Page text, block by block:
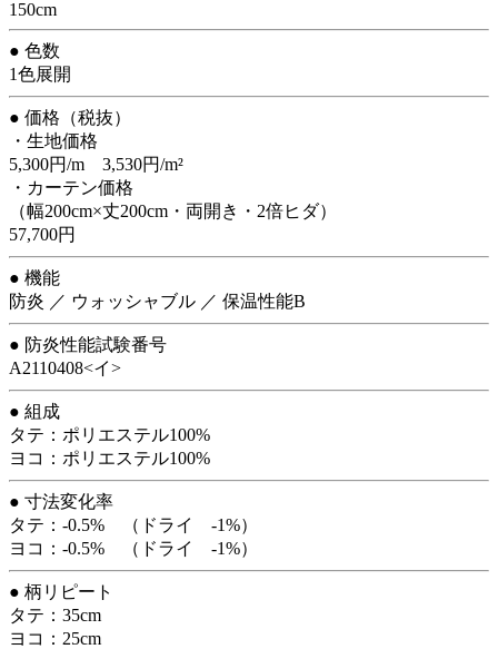
150cm
● 色数
1色展開
● 価格（税抜）
・生地価格
5,300円/m 3,530円/m²
・カーテン価格
（幅200cm×丈200cm・両開き・2倍ヒダ）
57,700円
● 機能
防炎 ／ ウォッシャブル ／ 保温性能B
● 防炎性能試験番号
A2110408<イ>
● 組成
タテ：ポリエステル100%
ヨコ：ポリエステル100%
● 寸法変化率
タテ：-0.5% （ドライ -1%）
ヨコ：-0.5% （ドライ -1%）
● 柄リピート
タテ：35cm
ヨコ：25cm